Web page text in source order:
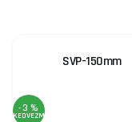
SVP-150mm
-3 %
KEDVEZMÉNY